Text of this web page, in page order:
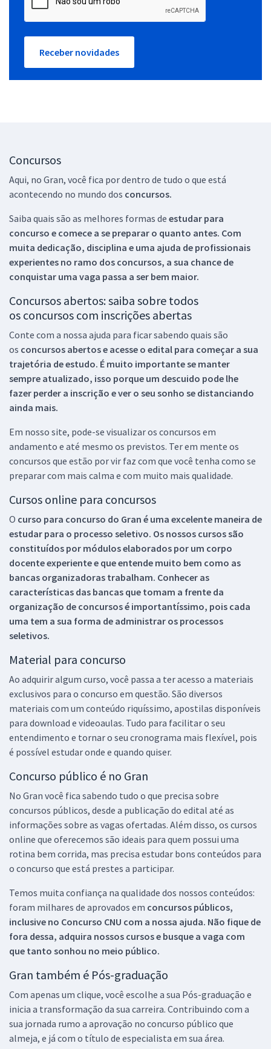
Receber novidades
Concursos
Aqui, no Gran, você fica por dentro de tudo o que está
acontecendo no mundo dos concursos.
Saiba quais são as melhores formas de estudar para
concurso e comece a se preparar o quanto antes. Com
muita dedicação, disciplina e uma ajuda de profissionais
experientes no ramo dos concursos, a sua chance de
conquistar uma vaga passa a ser bem maior.
Concursos abertos: saiba sobre todos
os concursos com inscrições abertas
Conte com a nossa ajuda para ficar sabendo quais são
os concursos abertos e acesse o edital para começar a sua
trajetória de estudo. É muito importante se manter
sempre atualizado, isso porque um descuido pode lhe
fazer perder a inscrição e ver o seu sonho se distanciando
ainda mais.
Em nosso site, pode-se visualizar os concursos em
andamento e até mesmo os previstos. Ter em mente os
concursos que estão por vir faz com que você tenha como se
preparar com mais calma e com muito mais qualidade.
Cursos online para concursos
O curso para concurso do Gran é uma excelente maneira de
estudar para o processo seletivo. Os nossos cursos são
constituídos por módulos elaborados por um corpo
docente experiente e que entende muito bem como as
bancas organizadoras trabalham. Conhecer as
características das bancas que tomam a frente da
organização de concursos é importantíssimo, pois cada
uma tem a sua forma de administrar os processos
seletivos.
Material para concurso
Ao adquirir algum curso, você passa a ter acesso a materiais
exclusivos para o concurso em questão. São diversos
materiais com um conteúdo riquíssimo, apostilas disponíveis
para download e videoaulas. Tudo para facilitar o seu
entendimento e tornar o seu cronograma mais flexível, pois
é possível estudar onde e quando quiser.
Concurso público é no Gran
No Gran você fica sabendo tudo o que precisa sobre
concursos públicos, desde a publicação do edital até as
informações sobre as vagas ofertadas. Além disso, os cursos
online que oferecemos são ideais para quem possui uma
rotina bem corrida, mas precisa estudar bons conteúdos para
o concurso que está prestes a participar.
Temos muita confiança na qualidade dos nossos conteúdos:
foram milhares de aprovados em concursos públicos,
inclusive no Concurso CNU com a nossa ajuda. Não fique de
fora dessa, adquira nossos cursos e busque a vaga com
que tanto sonhou no meio público.
Gran também é Pós-graduação
Com apenas um clique, você escolhe a sua Pós-graduação e
inicia a transformação da sua carreira. Contribuindo com a
sua jornada rumo a aprovação no concurso público que
almeja, e já com o título de especialista em sua área.